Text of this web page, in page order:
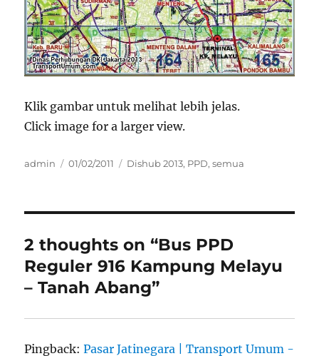
Klik gambar untuk melihat lebih jelas.
Click image for a larger view.
Author
admin
Posted
01/02/2011 Categories
Dishub 2013, PPD,semua
2 thoughts on “Bus PPD
Reguler 916 Kampung Melayu
– Tanah Abang”
Pingback:Pasar Jatinegara | Transport Umum -